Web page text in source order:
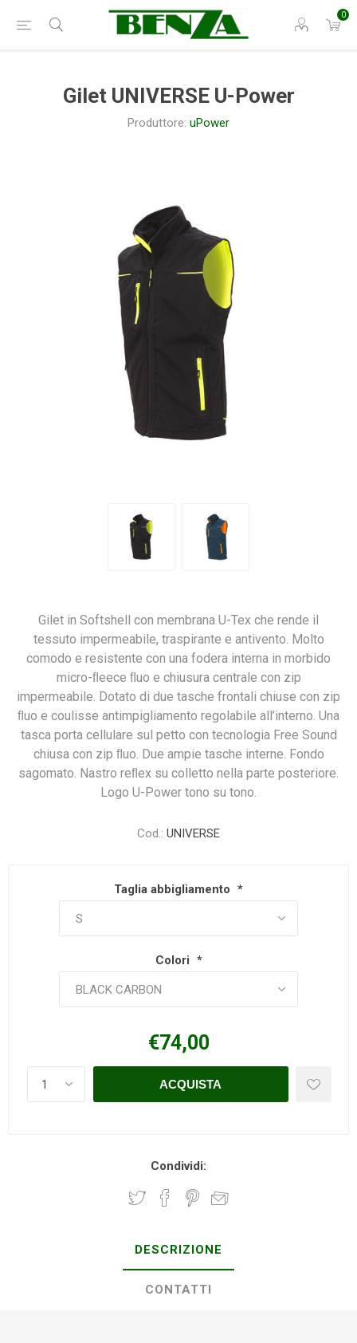
0
Gilet UNIVERSE U-Power
Produttore: uPower
Gilet in Softshell con membrana U-Tex che rende il
tessuto impermeabile, traspirante e antivento. Molto
comodo e resistente con una fodera interna in morbido
micro-ﬂeece ﬂuo e chiusura centrale con zip
impermeabile. Dotato di due tasche frontali chiuse con zip
ﬂuo e coulisse antimpigliamento regolabile all’interno. Una
tasca porta cellulare sul petto con tecnologia Free Sound
chiusa con zip ﬂuo. Due ampie tasche interne. Fondo
sagomato. Nastro reﬂex su colletto nella parte posteriore.
Logo U-Power tono su tono.
Cod.: UNIVERSE
Taglia abbigliamento *
Colori *
€74,00
Condividi:
DESCRIZIONE
CONTATTI